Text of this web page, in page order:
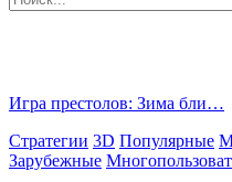
Игра престолов: Зима бли…
Стратегии 3D Популярные
Зарубежные